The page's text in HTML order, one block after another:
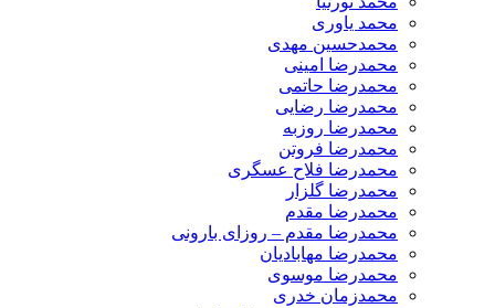
محمد یاوری
محمدحسین مهدی
محمدرضا امینی
محمدرضا حاتمی
محمدرضا رضایی
محمدرضا روزبه
محمدرضا فروتن
محمدرضا فلاح عسگری
محمدرضا گلزار
محمدرضا مقدم
محمدرضا مقدم – روزای بارونی
محمدرضا مهابادیان
محمدرضا موسوی
محمدزمان خدری